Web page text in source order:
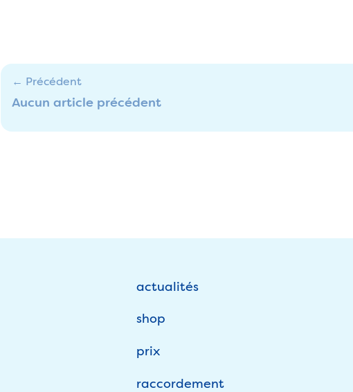
← Précédent
Aucun article précédent
actualités
shop
prix
raccordement